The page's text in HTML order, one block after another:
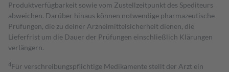
Produktverfügbarkeit sowie vom Zustellzeitpunkt des Spediteurs
abweichen. Darüber hinaus können notwendige pharmazeutische
Prüfungen, die zu deiner Arzneimittelsicherheit dienen, die
Lieferfrist um die Dauer der Prüfungen einschließlich Klärungen
verlängern.
4Für verschreibungspflichtige Medikamente stellt der Arzt ein